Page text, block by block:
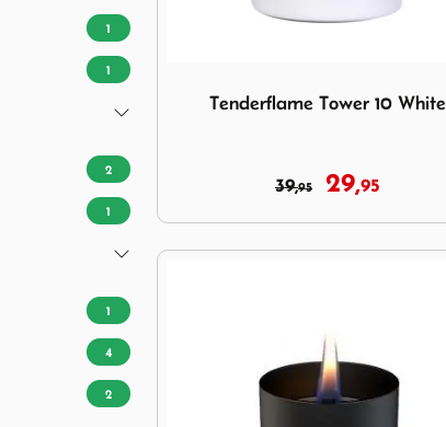
1
1
2
1
1
4
2
Tenderflame Tower 10 White
39,95 29,95